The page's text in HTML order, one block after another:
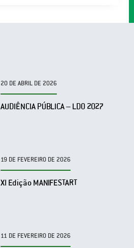
20 DE ABRIL DE 2026
AUDIÊNCIA PÚBLICA – LDO 2027
19 DE FEVEREIRO DE 2026
XI Edição MANIFESTART
11 DE FEVEREIRO DE 2026